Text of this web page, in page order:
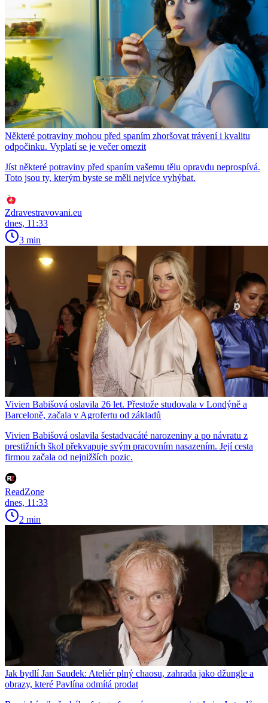
Některé potraviny mohou před spaním zhoršovat trávení i kvalitu
odpočinku. Vyplatí se je večer omezit
Jíst některé potraviny před spaním vašemu tělu opravdu neprospívá.
Toto jsou ty, kterým byste se měli nejvíce vyhýbat.
Zdravestravovani.eu
dnes, 11:33
3 min
Vivien Babišová oslavila 26 let. Přestože studovala v Londýně a
Barceloně, začala v Agrofertu od základů
Vivien Babišová oslavila šestadvacáté narozeniny a po návratu z
prestižních škol překvapuje svým pracovním nasazením. Její cesta
firmou začala od nejnižších pozic.
ReadZone
dnes, 11:33
2 min
Jak bydlí Jan Saudek: Ateliér plný chaosu, zahrada jako džungle a
obrazy, které Pavlína odmítá prodat